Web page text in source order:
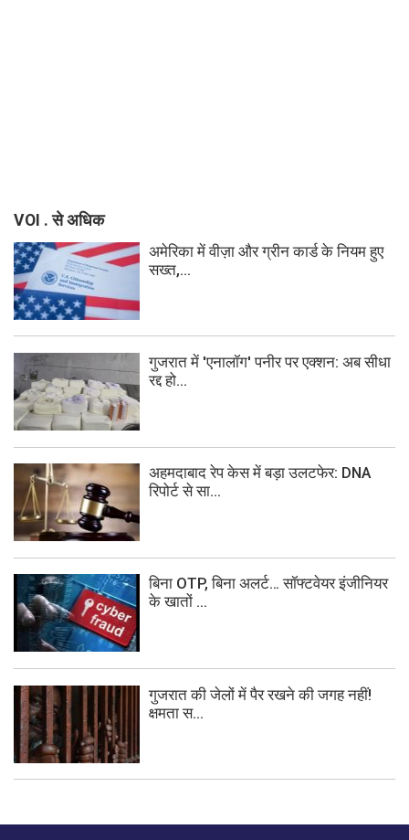
VOI . से अधिक
अमेरिका में वीज़ा और ग्रीन कार्ड के नियम हुए
सख्त,...
गुजरात में 'एनालॉग' पनीर पर एक्शन: अब सीधा
रद्द हो...
अहमदाबाद रेप केस में बड़ा उलटफेर: DNA
रिपोर्ट से सा...
बिना OTP, बिना अलर्ट… सॉफ्टवेयर इंजीनियर
के खातों ...
गुजरात की जेलों में पैर रखने की जगह नहीं!
क्षमता स...